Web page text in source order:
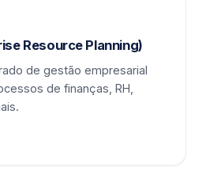
Resource Planning)
de gestão empresarial
de finanças, RH,